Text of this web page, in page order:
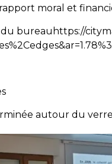
moral et
bureauhttps://
autour du